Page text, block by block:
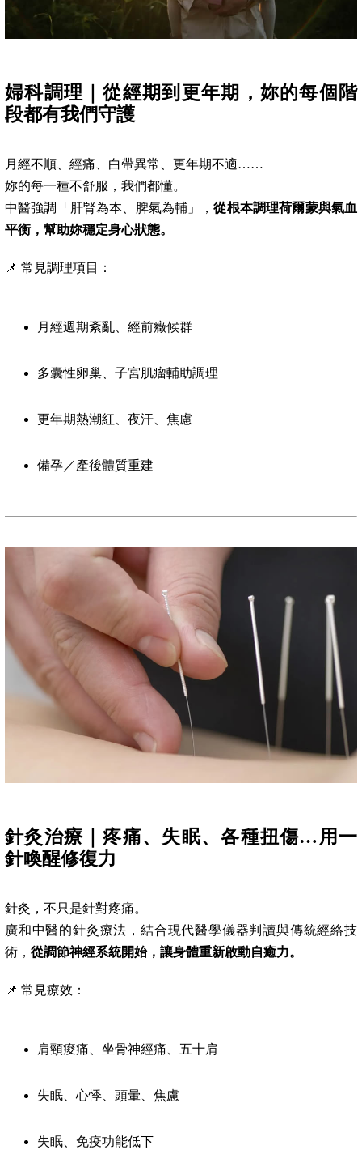
婦科調理｜從經期到更年期，妳的每個階
段都有我們守護
月經不順、經痛、白帶異常、更年期不適……
妳的每一種不舒服，我們都懂。
中醫強調「肝腎為本、脾氣為輔」，從根本調理荷爾蒙與氣血
平衡，幫助妳穩定身心狀態。
📌 常見調理項目：
月經週期紊亂、經前癥候群
多囊性卵巢、子宮肌瘤輔助調理
更年期熱潮紅、夜汗、焦慮
備孕／產後體質重建
針灸治療｜疼痛、失眠、各種扭傷…用一
針喚醒修復力
針灸，不只是針對疼痛。
廣和中醫的針灸療法，結合現代醫學儀器判讀與傳統經絡技
術， 從調節神經系統開始，讓身體重新啟動自癒力。
📌 常見療效：
肩頸痠痛、坐骨神經痛、五十肩
失眠、心悸、頭暈、焦慮
失眠、免疫功能低下